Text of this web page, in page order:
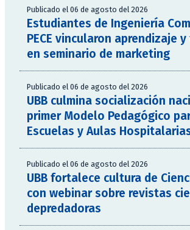
Publicado el 06 de agosto del 2026
Estudiantes de Ingeniería
PECE vincularon aprendizaje
en seminario de marketing
Publicado el 06 de agosto del 2026
UBB culmina socialización
primer Modelo Pedagógico
Escuelas y Aulas
Publicado el 06 de agosto del 2026
UBB fortalece cultura de
con webinar sobre revistas
depredadoras